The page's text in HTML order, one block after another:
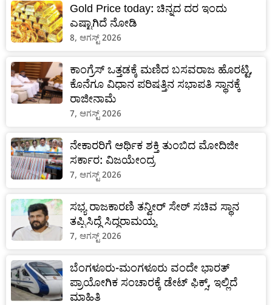
Gold Price today: ಚಿನ್ನದ ದರ ಇಂದು
ಎಷ್ಟಾಗಿದೆ ನೋಡಿ
8, ಆಗಸ್ಟ್ 2026
ಕಾಂಗ್ರೆಸ್‌ ಒತ್ತಡಕ್ಕೆ ಮಣಿದ ಬಸವರಾಜ ಹೊರಟ್ಟಿ,
ಕೊನೆಗೂ ವಿಧಾನ ಪರಿಷತ್ತಿನ ಸಭಾಪತಿ ಸ್ಥಾನಕ್ಕೆ
ರಾಜೀನಾಮೆ
7, ಆಗಸ್ಟ್ 2026
ನೇಕಾರರಿಗೆ ಆರ್ಥಿಕ ಶಕ್ತಿ ತುಂಬಿದ ಮೋದಿಜೀ
ಸರ್ಕಾರ: ವಿಜಯೇಂದ್ರ
7, ಆಗಸ್ಟ್ 2026
ಸಭ್ಯ ರಾಜಕಾರಣಿ ತನ್ವೀರ್ ಸೇಠ್ ಸಚಿವ ಸ್ಥಾನ
ತಪ್ಪಿಸಿದ್ದೆ ಸಿದ್ದರಾಮಯ್ಯ
7, ಆಗಸ್ಟ್ 2026
ಬೆಂಗಳೂರು-ಮಂಗಳೂರು ವಂದೇ ಭಾರತ್
ಪ್ರಾಯೋಗಿಕ ಸಂಚಾರಕ್ಕೆ ಡೇಟ್‌ ಫಿಕ್ಸ್, ಇಲ್ಲಿದೆ
ಮಾಹಿತಿ